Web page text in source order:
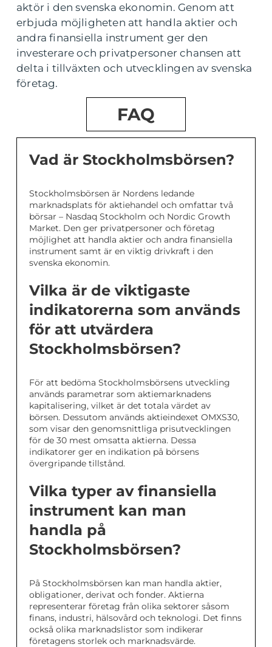
aktör i den svenska ekonomin. Genom att
erbjuda möjligheten att handla aktier och
andra finansiella instrument ger den
investerare och privatpersoner chansen att
delta i tillväxten och utvecklingen av svenska
företag.
FAQ
Vad är Stockholmsbörsen?
Stockholmsbörsen är Nordens ledande
marknadsplats för aktiehandel och omfattar två
börsar – Nasdaq Stockholm och Nordic Growth
Market. Den ger privatpersoner och företag
möjlighet att handla aktier och andra finansiella
instrument samt är en viktig drivkraft i den
svenska ekonomin.
Vilka är de viktigaste
indikatorerna som används
för att utvärdera
Stockholmsbörsen?
För att bedöma Stockholmsbörsens utveckling
används parametrar som aktiemarknadens
kapitalisering, vilket är det totala värdet av
börsen. Dessutom används aktieindexet OMXS30,
som visar den genomsnittliga prisutvecklingen
för de 30 mest omsatta aktierna. Dessa
indikatorer ger en indikation på börsens
övergripande tillstånd.
Vilka typer av finansiella
instrument kan man
handla på
Stockholmsbörsen?
På Stockholmsbörsen kan man handla aktier,
obligationer, derivat och fonder. Aktierna
representerar företag från olika sektorer såsom
finans, industri, hälsovård och teknologi. Det finns
också olika marknadslistor som indikerar
företagens storlek och marknadsvärde.